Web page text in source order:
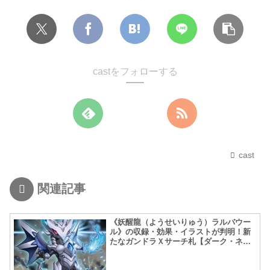
castをフォローする
cast
関連記事
《妖醒龍（ようせいりゅう）ラルバウー
ル》の収録・効果・イラストが判明！新
たなガンドラＸサーチ札【ダーク・ネオ